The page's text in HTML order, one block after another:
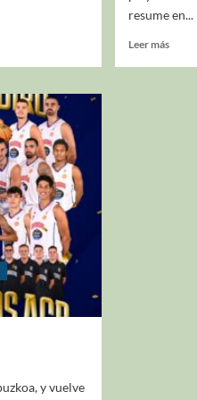
resume en...
Leer más
y vuelve